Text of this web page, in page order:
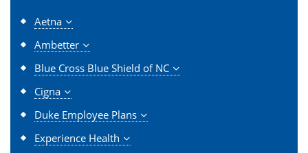
Aetna
Ambetter
Blue Cross Blue Shield of NC
Cigna
Duke Employee Plans
Experience Health